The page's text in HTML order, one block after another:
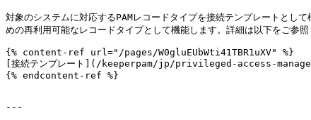
対象のシステムに対応するPAMレコードタイプを接続テンプレートとし
めの再利用可能なレコードタイプとして機能します。詳細は以下をご参照
{% content-ref url="/pages/W0gluEUbWti41TBR1uXV" %}
[接続テンプレート](/keeperpam/jp/privileged-access-
{% endcontent-ref %}
---